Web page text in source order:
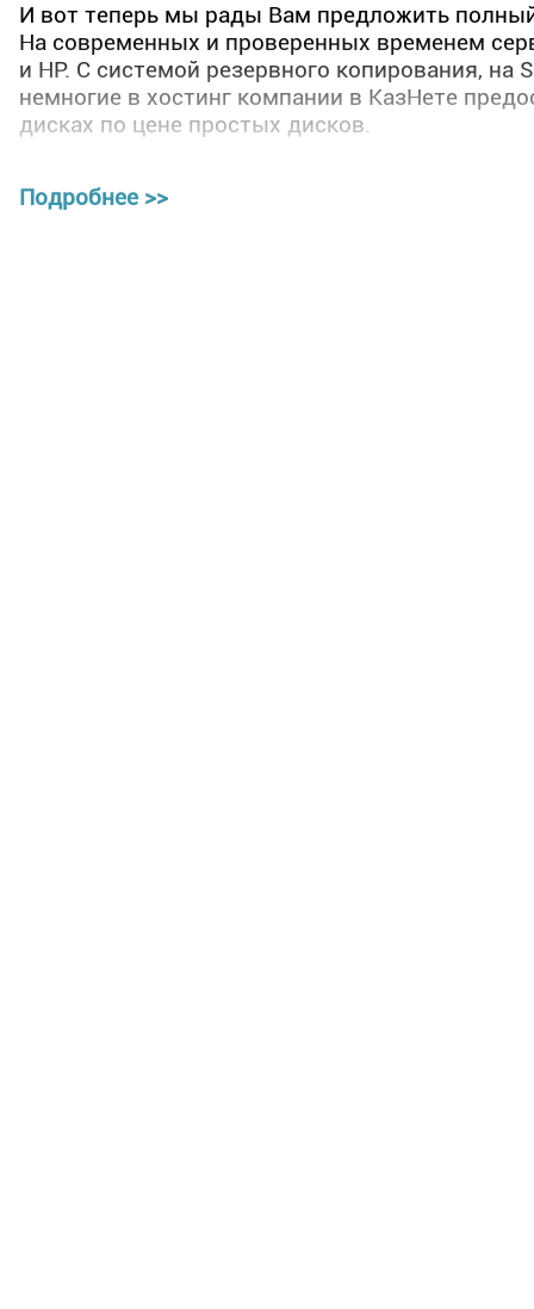
И вот теперь мы рады Вам предложить полный
На современных и проверенных временем
и HP. С системой резервного копирования, на
немногие в хостинг компании в КазНете
дисках по цене простых дисков.
cPanel (https://www.cpanel.com). Она нам
Подробнее >>